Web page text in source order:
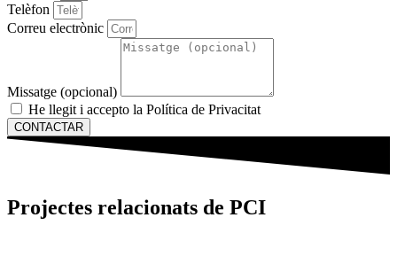
Telèfon
Correu electrònic
Missatge (opcional)
He llegit i accepto la Política de Privacitat
CONTACTAR
Projectes relacionats de PCI